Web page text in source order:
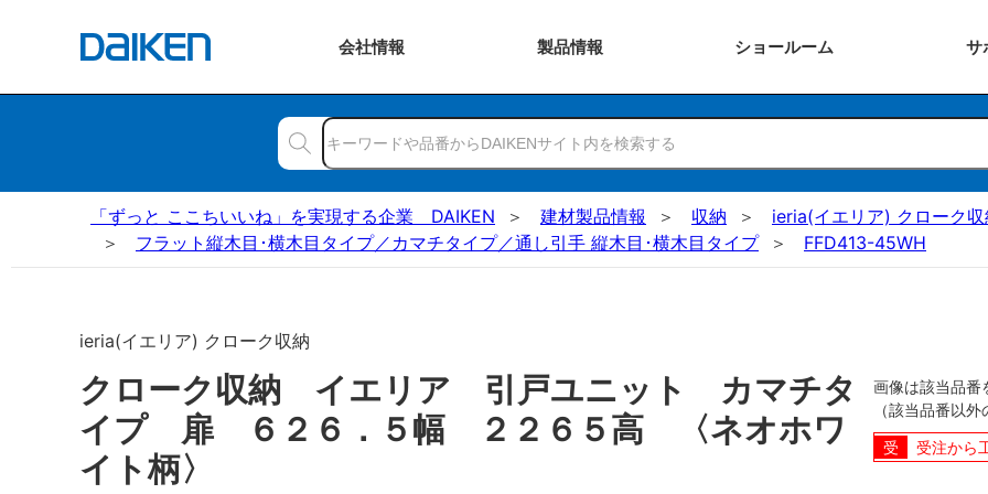
会社情報 製品情報 ショールーム サ
「ずっと ここちいいね」を実現する企業 DAIKEN 建材製品情報 収納
ieria(イエリア) クローク
フラット縦木目･横木目タイプ／カマチタイプ／通し引手 縦木目･横木目タイプ
FFD413-45WH
ieria(イエリア) クローク収納
クローク収納 イエリア 引戸ユニット カマチタ
イプ 扉 ６２６．５幅 ２２６５高 〈ネオホワ
イト柄〉
画像は該当品番
（該当品番以
受注から